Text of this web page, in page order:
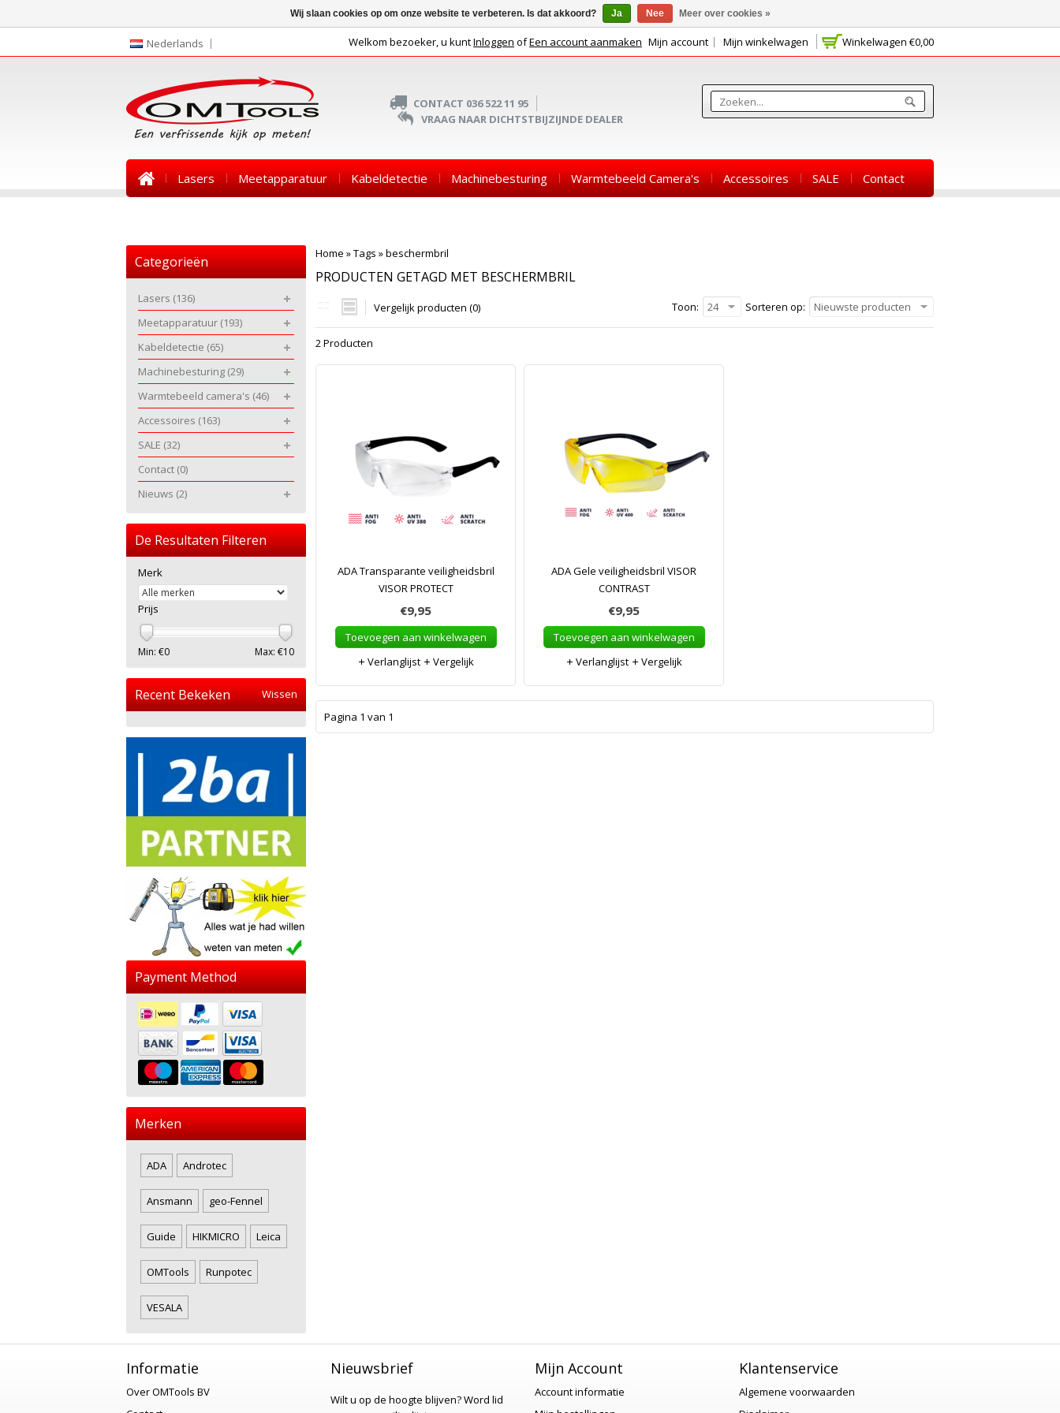
Nederlands Winkelwagen €0,00
Welkom bezoeker, u kuntInloggen ofEen account aanmaken Mijn account Mijn winkelwagen
CONTACT 036 522 11 95
VRAAG NAAR DICHTSTBIJZIJNDE DEALER
Lasers Meetapparatuur Kabeldetectie Machinebesturing Warmtebeeld Camera's Accessoires SALE Contact
Home »Tags »beschermbril
PRODUCTEN GETAGD MET BESCHERMBRIL
Vergelijk producten (0) Sorteren op: Nieuwste producten
Toon: 24
2 Producten
ADA Transparante veiligheidsbril
VISOR PROTECT
€9,95
Toevoegen aan winkelwagen
Verlanglijst
Vergelijk
ADA Gele veiligheidsbril VISOR
CONTRAST
€9,95
Toevoegen aan winkelwagen
Verlanglijst
Vergelijk
Pagina 1 van 1
Categorieën
Lasers (136)
Meetapparatuur (193)
Kabeldetectie (65)
Machinebesturing (29)
Warmtebeeld camera's (46)
Accessoires (163)
SALE (32)
Contact (0)
Nieuws (2)
De Resultaten Filteren
Merk
Prijs
Min: €0 Max: €10
Recent Bekeken Wissen
Payment Method
Merken
ADA Androtec
Ansmann geo-Fennel
Guide HIKMICRO Leica
OMTools Runpotec
VESALA
Informatie
Over OMTools BV
Nieuwsbrief
Wilt u op de hoogte blijven?Word lid
Mijn Account
Account informatie
Klantenservice
Algemene voorwaarden
Wij slaan cookies op om onze website te verbeteren. Is dat akkoord? Ja Nee Meer over cookies »